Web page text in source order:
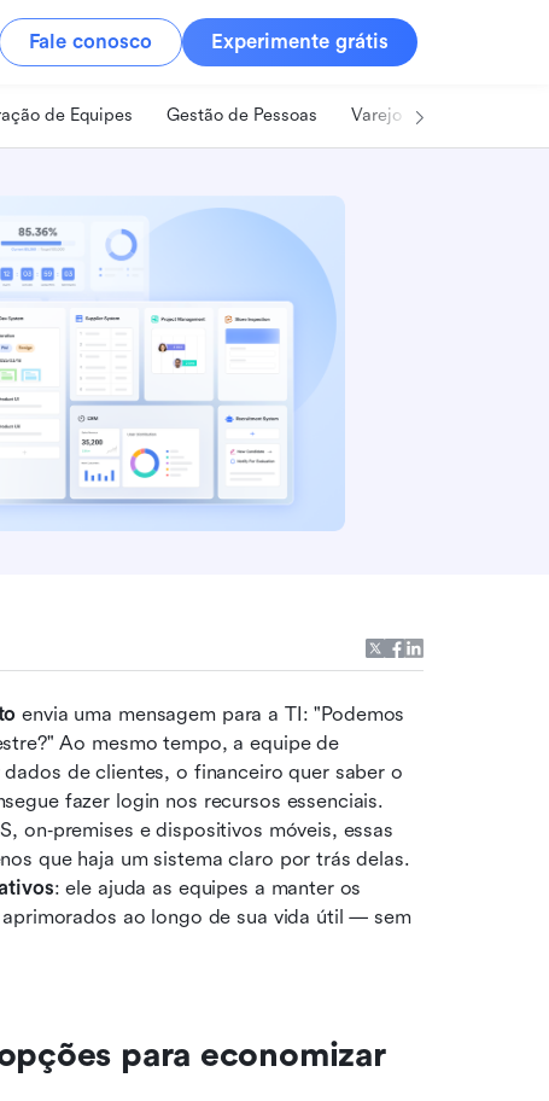
Fale conosco Experimente grátis
de Equipes Gestão de Pessoas Varejo
envia uma mensagem para a TI: "Podemos
Ao mesmo tempo, a equipe de
dados de clientes, o financeiro quer saber o
fazer login nos recursos essenciais.
on‑premises e dispositivos móveis, essas
que haja um sistema claro por trás delas.
ao longo de sua vida útil — sem
para economizar